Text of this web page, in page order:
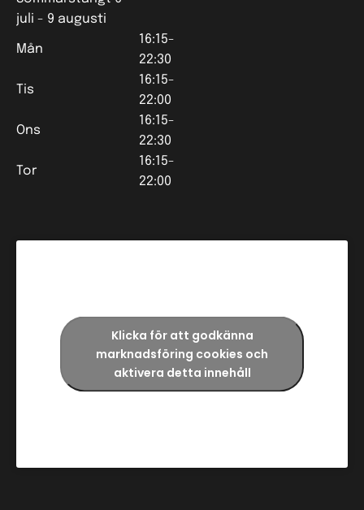
juli - 9 augusti
Mån
16:15-
22:30
Tis
16:15-
22:00
Ons
16:15-
22:30
Tor
16:15-
22:00
Klicka för att godkänna
marknadsföring cookies och
aktivera detta innehåll